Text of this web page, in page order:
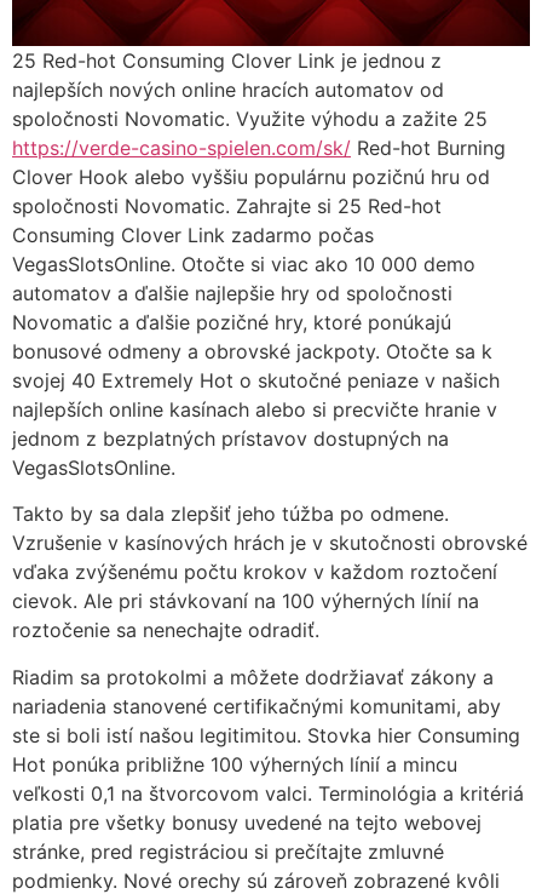
25 Red-hot Consuming Clover Link je jednou z
najlepších nových online hracích automatov od
spoločnosti Novomatic. Využite výhodu a zažite 25
https://verde-casino-spielen.com/sk/ Red-hot Burning
Clover Hook alebo vyššiu populárnu pozičnú hru od
spoločnosti Novomatic. Zahrajte si 25 Red-hot
Consuming Clover Link zadarmo počas
VegasSlotsOnline. Otočte si viac ako 10 000 demo
automatov a ďalšie najlepšie hry od spoločnosti
Novomatic a ďalšie pozičné hry, ktoré ponúkajú
bonusové odmeny a obrovské jackpoty. Otočte sa k
svojej 40 Extremely Hot o skutočné peniaze v našich
najlepších online kasínach alebo si precvičte hranie v
jednom z bezplatných prístavov dostupných na
VegasSlotsOnline.
Takto by sa dala zlepšiť jeho túžba po odmene.
Vzrušenie v kasínových hrách je v skutočnosti obrovské
vďaka zvýšenému počtu krokov v každom roztočení
cievok. Ale pri stávkovaní na 100 výherných línií na
roztočenie sa nenechajte odradiť.
Riadim sa protokolmi a môžete dodržiavať zákony a
nariadenia stanovené certifikačnými komunitami, aby
ste si boli istí našou legitimitou. Stovka hier Consuming
Hot ponúka približne 100 výherných línií a mincu
veľkosti 0,1 na štvorcovom valci. Terminológia a kritériá
platia pre všetky bonusy uvedené na tejto webovej
stránke, pred registráciou si prečítajte zmluvné
podmienky. Nové orechy sú zároveň zobrazené kvôli